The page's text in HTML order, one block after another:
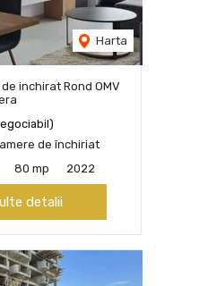
Harta
inchirat Rond OMV
de închiriat
80 mp 2022
detalii